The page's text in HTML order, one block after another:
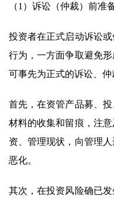
（1）诉讼（仲裁）前准
投资者在正式启动诉讼
行为，一方面争取避免
可事先为正式的诉讼、仲
首先，在资管产品募、投
材料的收集和留痕，注
资、管理现状，向管理
恶化。
其次，在投资风险确已